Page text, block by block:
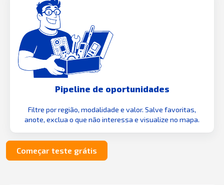
Pipeline de oportunidades
Filtre por região, modalidade e valor. Salve favoritas,
anote, exclua o que não interessa e visualize no mapa.
Começar teste grátis